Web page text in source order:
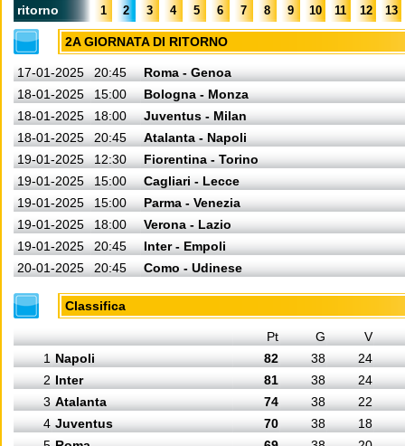
ritorno 1 2 3 4 5 6 7 8 9 10 11 12 13
2A GIORNATA DI RITORNO
17-01-2025 20:45
Roma - Genoa
18-01-2025
15:00
Bologna - Monza
18-01-2025
18:00
Juventus - Milan
18-01-2025
20:45
Atalanta - Napoli
19-01-2025
12:30
Fiorentina - Torino
19-01-2025
15:00
Cagliari - Lecce
19-01-2025
15:00
Parma - Venezia
19-01-2025
18:00
Verona - Lazio
19-01-2025
20:45
Inter - Empoli
20-01-2025
20:45 Como - Udinese
Classifica
Pt G
V
1 Napoli 82 38
24
2 Inter 81 38
24
3 Atalanta 74 38
22
4 Juventus 70 38
18